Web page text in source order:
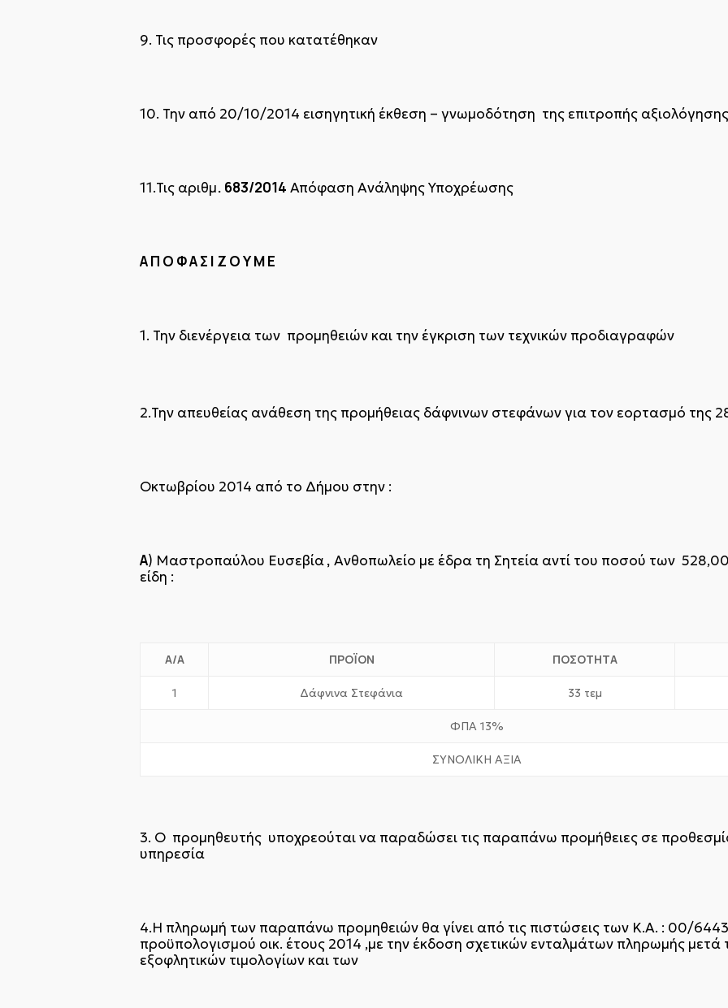
9. Τις προσφορές που κατατέθηκαν
10. Την από 20/10/2014 εισηγητική έκθεση – γνωμοδότηση της επιτροπής
11.Τις αριθμ. 683/2014 Απόφαση Ανάληψης Υποχρέωσης
Α Π Ο Φ Α Σ Ι Ζ Ο Υ Μ Ε
1. Την διενέργεια των προμηθειών και την έγκριση των τεχνικών προδιαγραφών
2.Την απευθείας ανάθεση της προμήθειας δάφνινων στεφάνων για τον εορτασμό της
Οκτωβρίου 2014 από το Δήμου στην :
Α) Μαστροπαύλου Ευσεβία, Ανθοπωλείο με έδρα τη Σητεία αντί του ποσού των
είδη :
Α/Α ΠΡΟΪΟΝ ΠΟΣΟΤΗΤΑ
1 Δάφνινα Στεφάνια 33 τεμ
ΦΠΑ 13%
ΣΥΝΟΛΙΚΗ ΑΞΙΑ
3. Ο προμηθευτής υποχρεούται να παραδώσει τις παραπάνω προμήθειες σε
υπηρεσία
4.Η πληρωμή των παραπάνω προμηθειών θα γίνει από τις πιστώσεις των Κ.Α. : 00/
προϋπολογισμού οικ. έτους 2014 ,με την έκδοση σχετικών ενταλμάτων πληρωμής
εξοφλητικών τιμολογίων και των